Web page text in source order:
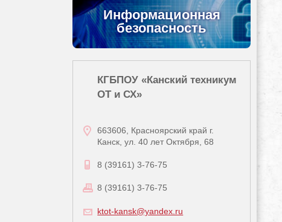
Информационная
безопасность
КГБПОУ «Канский техникум
ОТ и СХ»
663606, Красноярский край г.
Канск, ул. 40 лет Октября, 68
8 (39161) 3-76-75
8 (39161) 3-76-75
ktot-kansk@yandex.ru